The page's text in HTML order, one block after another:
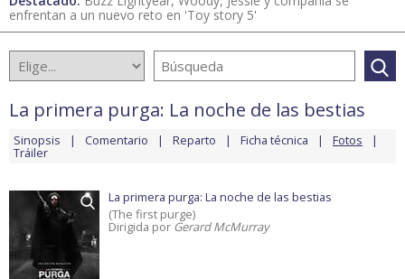
enfrentan a un nuevo reto en 'Toy story 5'
La primera purga: La noche de las bestias
Sinopsis Comentario Reparto Ficha técnica Fotos
Tráiler
La primera purga: La noche de las bestias
(The first purge)
Dirigida por Gerard McMurray